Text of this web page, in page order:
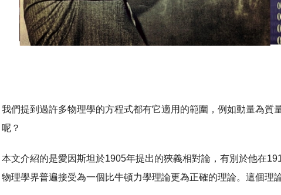
我們提到過許多物理學的方程式都有它適用的範圍，例如動量為質
呢？
本文介紹的是愛因斯坦於1905年提出的狹義相對論，有別於他在
物理學界普遍接受為一個比牛頓力學理論更為正確的理論。這個理